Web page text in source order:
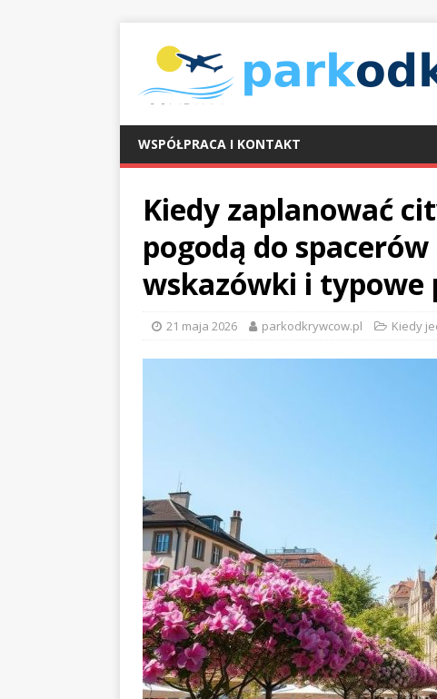
WSPÓŁPRACA I KONTAKT
Kiedy zaplanować
pogodą do
wskazówki i typowe
21 maja 2026 parkodkrywcow.pl Kiedy